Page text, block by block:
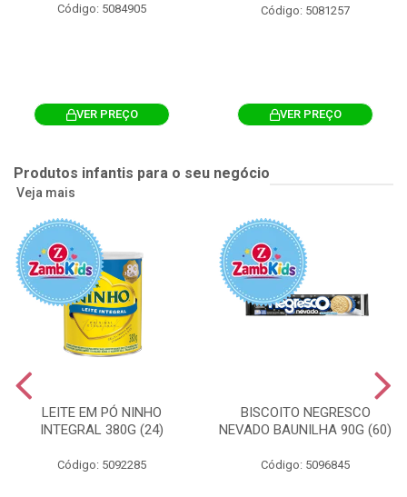
Código: 5084905
VER PREÇO
Código: 5081257
VER PREÇO
Produtos infantis para o seu negócio
Veja mais
LEITE EM PÓ NINHO
INTEGRAL 380G (24)
Código: 5092285
BISCOITO NEGRESCO
NEVADO BAUNILHA 90G (60)
Código: 5096845